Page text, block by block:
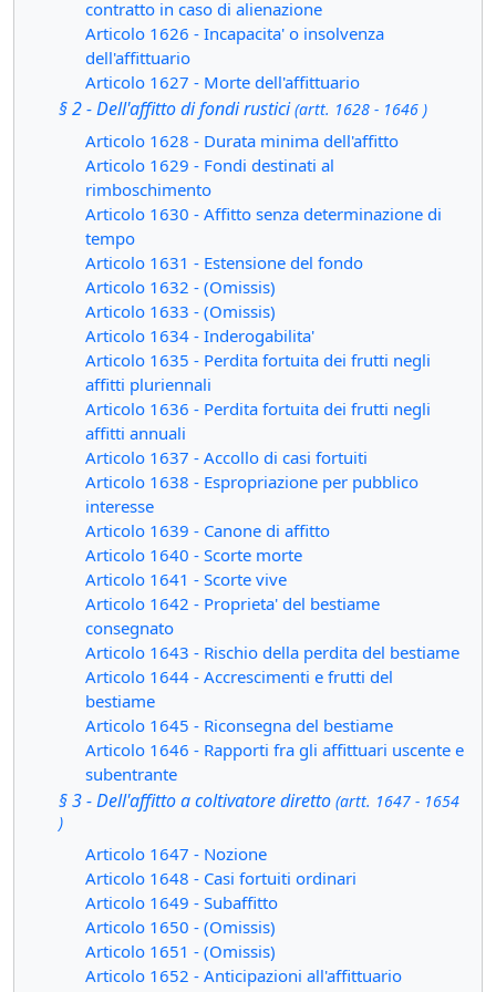
contratto in caso di alienazione
Articolo 1626 - Incapacita' o insolvenza
dell'affittuario
Articolo 1627 - Morte dell'affittuario
§ 2 - Dell'affitto di fondi rustici(artt. 1628 - 1646 )
Articolo 1628 - Durata minima dell'affitto
Articolo 1629 - Fondi destinati al
rimboschimento
Articolo 1630 - Affitto senza determinazione di
tempo
Articolo 1631 - Estensione del fondo
Articolo 1632 - (Omissis)
Articolo 1633 - (Omissis)
Articolo 1634 - Inderogabilita'
Articolo 1635 - Perdita fortuita dei frutti negli
affitti pluriennali
Articolo 1636 - Perdita fortuita dei frutti negli
affitti annuali
Articolo 1637 - Accollo di casi fortuiti
Articolo 1638 - Espropriazione per pubblico
interesse
Articolo 1639 - Canone di affitto
Articolo 1640 - Scorte morte
Articolo 1641 - Scorte vive
Articolo 1642 - Proprieta' del bestiame
consegnato
Articolo 1643 - Rischio della perdita del bestiame
Articolo 1644 - Accrescimenti e frutti del
bestiame
Articolo 1645 - Riconsegna del bestiame
Articolo 1646 - Rapporti fra gli affittuari uscente e
subentrante
§ 3 - Dell'affitto a coltivatore diretto (artt. 1647 - 1654
)
Articolo 1647 - Nozione
Articolo 1648 - Casi fortuiti ordinari
Articolo 1649 - Subaffitto
Articolo 1650 - (Omissis)
Articolo 1651 - (Omissis)
Articolo 1652 - Anticipazioni all'affittuario